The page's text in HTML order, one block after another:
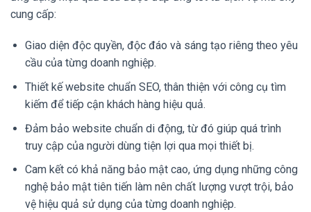
cung cấp:
Giao diện độc quyền, độc đáo và sáng tạo riêng theo yêu
cầu của từng doanh nghiệp.
Thiết kế website chuẩn SEO, thân thiện với công cụ tìm
kiếm để tiếp cận khách hàng hiệu quả.
Đảm bảo website chuẩn di động, từ đó giúp quá trình
truy cập của người dùng tiện lợi qua mọi thiết bị.
Cam kết có khả năng bảo mật cao, ứng dụng những công
nghệ bảo mật tiên tiến làm nên chất lượng vượt trội, bảo
vệ hiệu quả sử dụng của từng doanh nghiệp.